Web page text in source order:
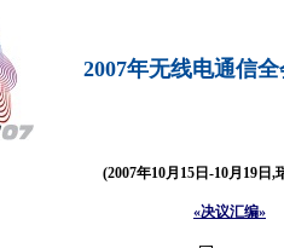
2007年无线电通信
(2007年10月15日-10月19日,
«决议汇编»